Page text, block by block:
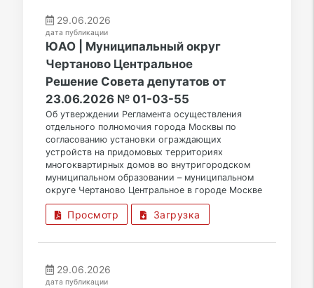
29.06.2026
дата публикации
ЮАО | Муниципальный округ
Чертаново Центральное
Решение Совета депутатов от
23.06.2026 № 01-03-55
Об утверждении Регламента осуществления
отдельного полномочия города Москвы по
согласованию установки ограждающих
устройств на придомовых территориях
многоквартирных домов во внутригородском
муниципальном образовании – муниципальном
округе Чертаново Центральное в городе Москве
Просмотр Загрузка
29.06.2026
дата публикации